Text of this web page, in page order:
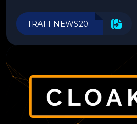
инструменты для управления
TRAFFNEWS20